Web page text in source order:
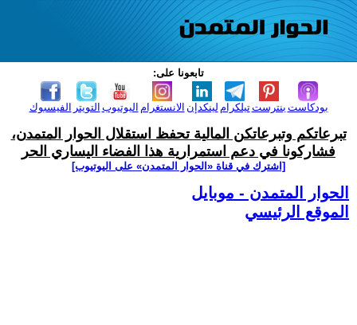
تابعونا على:
الفيسبوك التويتر اليوتيوب الانستغرام لينكدإن تيلكرامبنترست بودكاست
تبرعاتكم وتبرعاتكن المالية تحفظ استقلال الحوار المتمدن،
فشاركونا في دعم استمرارية هذا الفضاء اليساري الحر
[اشترك في قناة ‫«الحوار المتمدن» على اليوتيوب]
الحوار المتمدن - موبايل
الموقع الرئيسي